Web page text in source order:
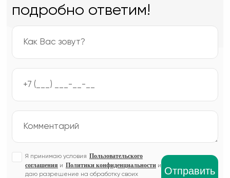
подробно ответим!
Я принимаю условия Пользовательского
соглашения и Политики конфиденциальности и
даю разрешение на обработку своих